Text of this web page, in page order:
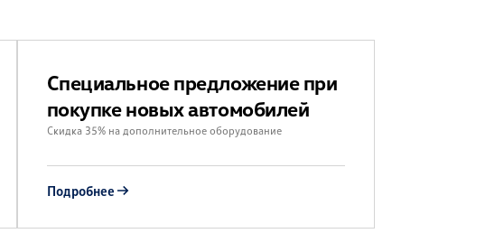
Специальное предложение при
покупке новых автомобилей
Скидка 35% на дополнительное оборудование
Подробнее